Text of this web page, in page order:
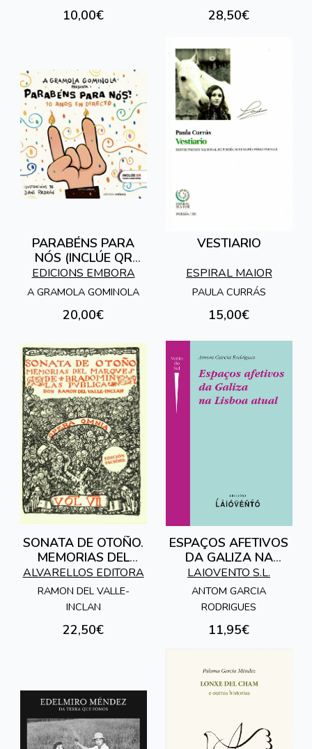
10,00€ 28,50€
PARABÉNS PARA
NÓS (INCLÚE QR
COAS CANCIÓNS)
EDICIONS EMBORA
A GRAMOLA GOMINOLA
20,00€
VESTIARIO
ESPIRAL MAIOR
PAULA CURRÁS
15,00€
SONATA DE OTOÑO.
MEMORIAS DEL
MARQUES DE
BRADOMIN
ALVARELLOS EDITORA
RAMON DEL VALLE-
INCLAN
22,50€
ESPAÇOS AFETIVOS
DA GALIZA NA
LISBOA ATUAL
LAIOVENTO S.L.
ANTOM GARCIA
RODRIGUES
11,95€